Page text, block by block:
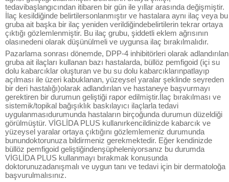
tedavibaşlangıcından itibaren bir gün ile yıllar arasında değişmiştir.
İlaç kesildiğinde belirtilersonlanmıştır ve hastalara aynı ilaç veya bu
gruba ait başka bir ilaç yeniden verildiğindebelirtilerin tekrar ortaya
çıktığı gözlemlenmiştir. Bu ilaç grubu, şiddetli eklem ağrısının
olasınedeni olarak düşünülmeli ve uygunsa ilaç bırakılmalıdır.
Pazarlama sonrası dönemde, DPP-4 inhibitörleri olarak adlandırılan
gruba ait ilaçları kullanan bazı hastalarda, büllöz pemfigoid (içi su
dolu kabarcıklar oluşturan ve bu su dolu kabarcıklarınpatlayıp
açılması ile üzeri kabuklanan, yüzeysel yaralar şeklinde seyreden
bir deri hastalığı)olarak adlandırılan ve hastaneye başvurmayı
gerektiren bir durumun geliştiği rapor edilmiştir.İlaç bırakılması ve
sistemik/topikal bağışıklık baskılayıcı ilaçlarla tedavi
uygulanmasıdurumunda hastaların birçoğunda durumun düzeldiği
görülmüştür. VİGLİDA PLUS kullanırkencildinizde kabarcık ve
yüzeysel yaralar ortaya çıktığını gözlemlemeniz durumunda
bunundoktorunuza bildirmeniz gerekmektedir. Eğer kendinizde
büllöz pemfigoid geliştiğindenşüpheleniyorsanız bu durumda
VİGLİDA PLUS kullanmayı bırakmak konusunda
doktorunuzadanışmalı ve uygun tanı ve tedavi için bir dermatoloğa
başvurulmalısınız.